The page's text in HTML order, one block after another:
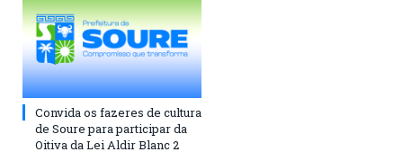
Convida os fazeres de cultura
de Soure para participar da
Oitiva da Lei Aldir Blanc 2